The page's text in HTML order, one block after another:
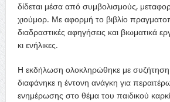
δίδεται μέσα από συμβολισμούς,
χιούμορ. Με αφορμή το βιβλίο
διαδραστικές αφηγήσεις και βιωματικά
κι ενήλικες.
Η εκδήλωση ολοκληρώθηκε με
διαφάνηκε η έντονη ανάγκη για
ενημέρωσης στο θέμα του παιδικού